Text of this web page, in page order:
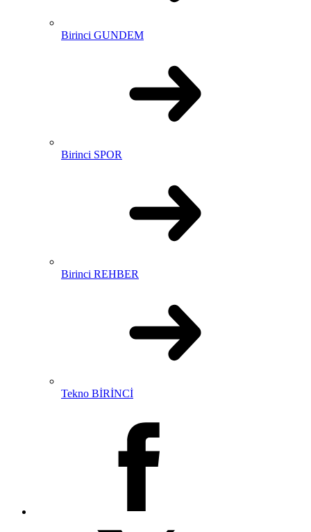
Birinci GUNDEM
Birinci SPOR
Birinci REHBER
Tekno BİRİNCİ